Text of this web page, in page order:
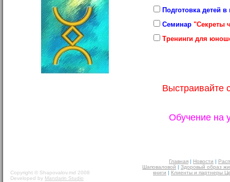
Подготовка детей
Семинар "Секреты
Тренинги для
Выстраивайте
Обучение на
Copyright © Shapovalov.md 2008
Developed by Mandarin Studio
Главная Новости
Шаповаловой
Здоровый образ
книги
Клиенты и партнеры